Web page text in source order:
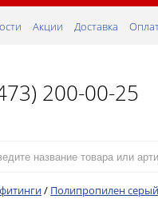
Акции Доставка
200-00-25
/ Полипропилен серый